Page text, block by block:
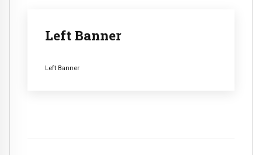
Left Banner
Left Banner